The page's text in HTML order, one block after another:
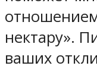
нектару».
ваших